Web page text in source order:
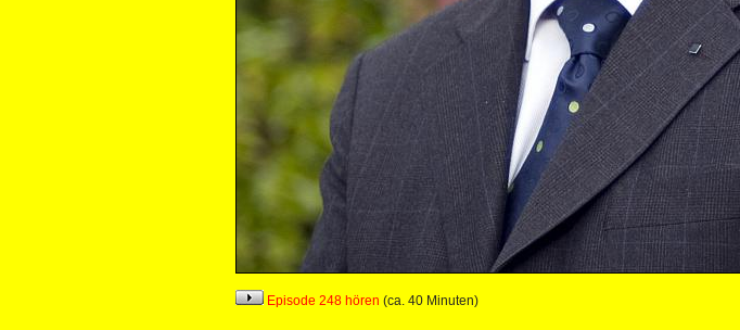
Episode 248 hören (ca. 40 Minuten)